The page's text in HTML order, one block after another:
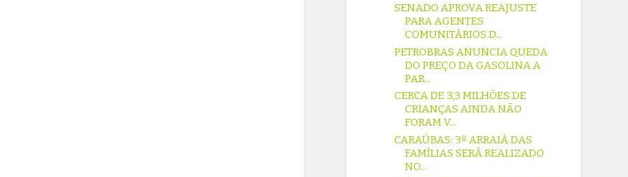
SENADO APROVA REAJUSTE
PARA AGENTES
COMUNITÁRIOS D...
PETROBRAS ANUNCIA QUEDA
DO PREÇO DA GASOLINA A
PAR...
CERCA DE 3,3 MILHÕES DE
CRIANÇAS AINDA NÃO
FORAM V...
CARAÚBAS: 3º ARRAIÁ DAS
FAMÍLIAS SERÁ REALIZADO
NO...